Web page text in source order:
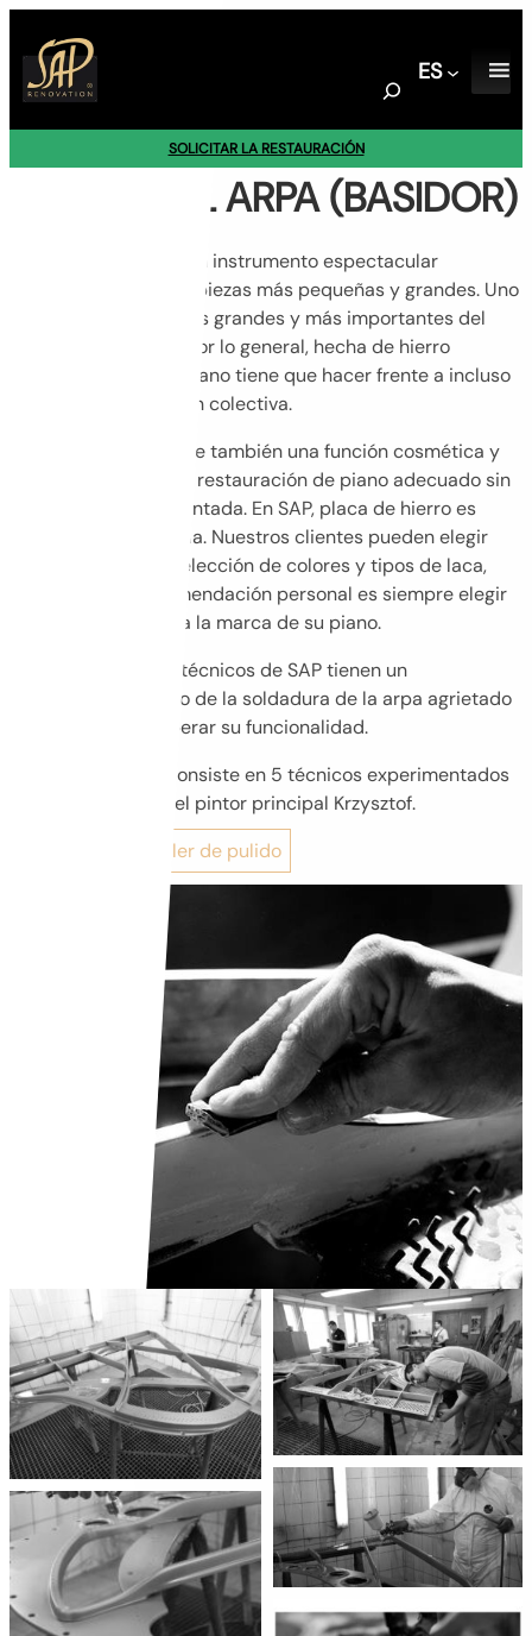
al
contenido
S
r
c
ES
SOLICITAR LA RESTAURACIÓN
TALLER DEL ARPA (BASIDOR)
El piano de cola es un instrumento espectacular
construido de miles piezas más pequeñas y grandes. Uno
de los elementos más grandes y más importantes del
piano es su marco. Por lo general, hecha de hierro
fundido, marco de piano tiene que hacer frente a incluso
30.000 kg de tensión colectiva.
Marco de hierro tiene también una función cosmética y
es difícil imaginar la restauración de piano adecuado sin
placa bellamente pintada. En SAP, placa de hierro es
pintada y restaurada. Nuestros clientes pueden elegir
entre una amplia selección de colores y tipos de laca,
pero nuestra recomendación personal es siempre elegir
el color adecuado a la marca de su piano.
Aparte de eso, los técnicos de SAP tienen un
conocimiento único de la soldadura de la arpa agrietado
con el fin de recuperar su funcionalidad.
El taller del arpa consiste en 5 técnicos experimentados
supervisados por el pintor principal Krzysztof.
Ir al siguiente taller de pulido